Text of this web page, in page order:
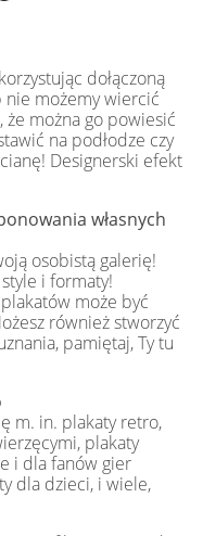
dołączoną
nie możemy wiercić
można go powiesić
na podłodze czy
Designerski efekt
własnych
osobistą galerię!
i formaty!
może być
również stworzyć
pamiętaj, Ty tu
m. in. plakaty retro,
plakaty
i dla fanów gier
dla dzieci, i wiele,